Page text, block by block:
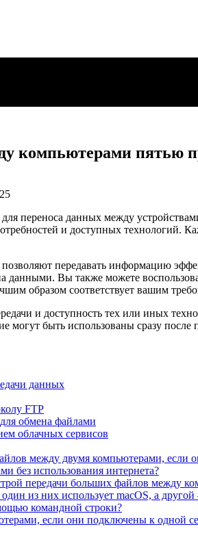
компьютерами пятью
переноса данных между
и доступных технологий.
передавать информацию
данными. Вы также можете
образом соответствует вашим
и доступность тех или иных
могут быть использованы сразу
данных
FTP
обмена файлами
облачных сервисов
между двумя компьютерами, если
без использования интернета?
передачи больших файлов между
из них использует macOS, а
командной строки?
если они подключены к одной